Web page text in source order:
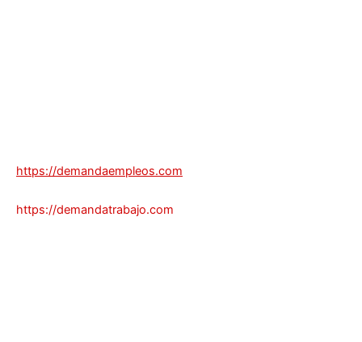
https://demandaempleos.com
https://demandatrabajo.com